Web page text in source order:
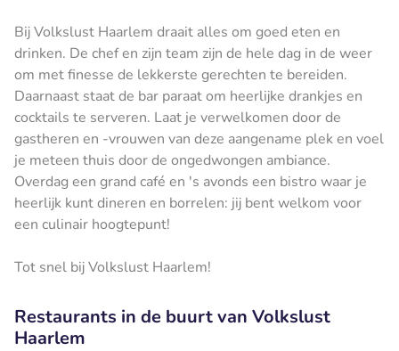
Bij Volkslust Haarlem draait alles om goed eten en
drinken. De chef en zijn team zijn de hele dag in de weer
om met finesse de lekkerste gerechten te bereiden.
Daarnaast staat de bar paraat om heerlijke drankjes en
cocktails te serveren. Laat je verwelkomen door de
gastheren en -vrouwen van deze aangename plek en voel
je meteen thuis door de ongedwongen ambiance.
Overdag een grand café en 's avonds een bistro waar je
heerlijk kunt dineren en borrelen: jij bent welkom voor
een culinair hoogtepunt!
Tot snel bij Volkslust Haarlem!
Restaurants in de buurt van Volkslust
Haarlem